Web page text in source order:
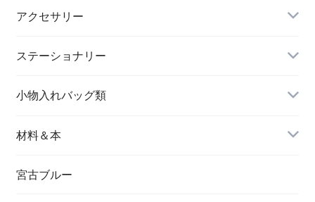
長財布
アクセサリー
イヤリング＆ピアス
バングル＆ブレスレット
ペンダント
ステーショナリー
名刺入れ
小物入れバッグ類
バッグ
材料＆本
宮古ブルー